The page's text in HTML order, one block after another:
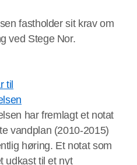
fastholder sit krav om
ved Stege Nor.
til
har fremlagt et notat
vandplan (2010-2015)
høring. Et notat som
udkast til et nyt